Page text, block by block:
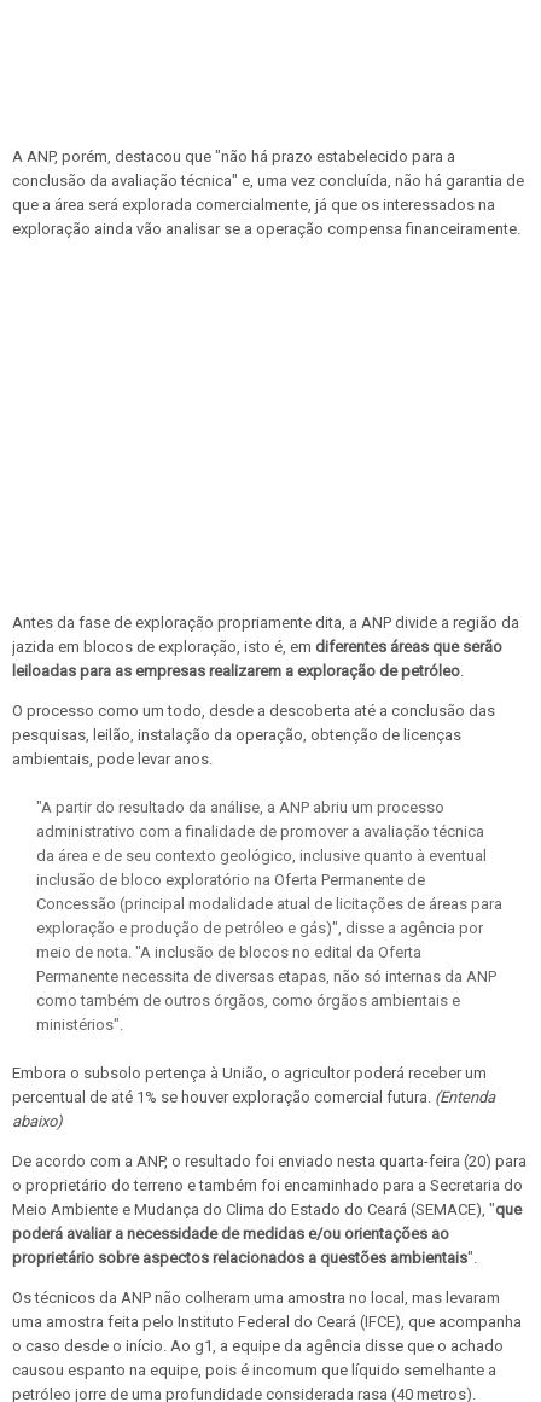
A ANP, porém, destacou que "não há prazo estabelecido para a
conclusão da avaliação técnica" e, uma vez concluída, não há garantia de
que a área será explorada comercialmente, já que os interessados na
exploração ainda vão analisar se a operação compensa financeiramente.
Antes da fase de exploração propriamente dita, a ANP divide a região da
jazida em blocos de exploração, isto é, em diferentes áreas que serão
leiloadas para as empresas realizarem a exploração de petróleo
O processo como um todo, desde a descoberta até a conclusão das
pesquisas, leilão, instalação da operação, obtenção de licenças
ambientais, pode levar anos.
"A partir do resultado da análise, a ANP abriu um processo
administrativo com a finalidade de promover a avaliação técnica
da área e de seu contexto geológico, inclusive quanto à eventual
inclusão de bloco exploratório na Oferta Permanente de
Concessão (principal modalidade atual de licitações de áreas para
exploração e produção de petróleo e gás)", disse a agência por
meio de nota. "A inclusão de blocos no edital da Oferta
Permanente necessita de diversas etapas, não só internas da ANP
como também de outros órgãos, como órgãos ambientais e
ministérios".
Embora o subsolo pertença à União, o agricultor poderá receber um
percentual de até 1% se houver exploração comercial futura. (Entenda
abaixo)
De acordo com a ANP, o resultado foi enviado nesta quarta-feira (20) para
o proprietário do terreno e também foi encaminhado para a Secretaria do
Meio Ambiente e Mudança do Clima do Estado do Ceará (SEMACE), "que
poderá avaliar a necessidade de medidas e/ou orientações ao
proprietário sobre aspectos relacionados a questões ambientais".
Os técnicos da ANP não colheram uma amostra no local, mas levaram
uma amostra feita pelo Instituto Federal do Ceará (IFCE), que acompanha
o caso desde o início. Ao g1, a equipe da agência disse que o achado
causou espanto na equipe, pois é incomum que líquido semelhante a
petróleo jorre de uma profundidade considerada rasa (40 metros).